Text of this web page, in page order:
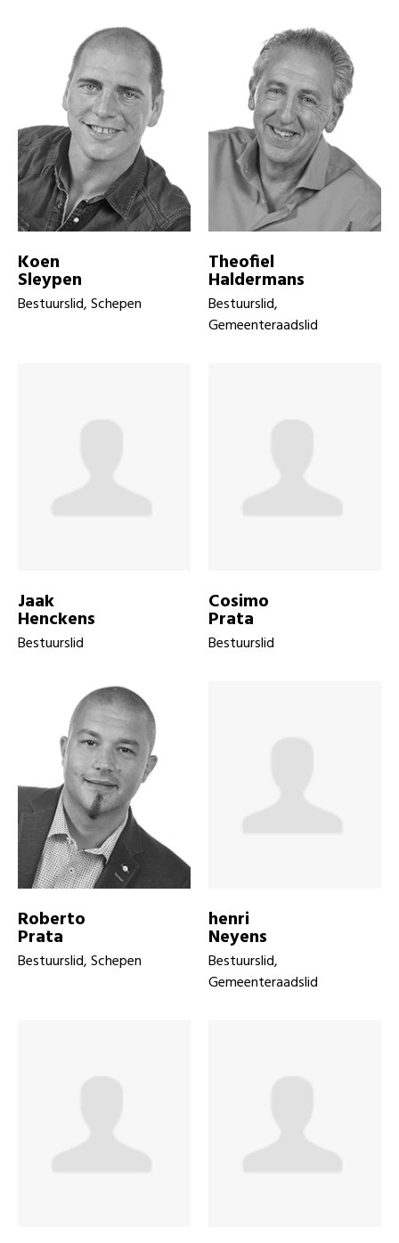
Koen
Sleypen
Bestuurslid, Schepen
Theofiel
Haldermans
Bestuurslid,
Gemeenteraadslid
Jaak
Henckens
Bestuurslid
Cosimo
Prata
Bestuurslid
Roberto
Prata
Bestuurslid, Schepen
henri
Neyens
Bestuurslid,
Gemeenteraadslid